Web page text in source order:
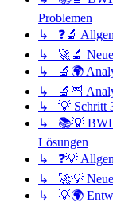
Problemen
↳ ❓🔬
↳ 🚀🔬 Neue
↳ 🔬🌍
↳ 🔬🦉
↳ 💡 Schritt
↳ 📚💡 BWF-
Lösungen
↳ ❓💡
↳ 🚀💡 Neue
↳ 💡🌍